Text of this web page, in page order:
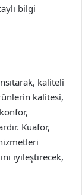
bilgi
kaliteli
kalitesi,
Kuaför,
iyileştirecek,